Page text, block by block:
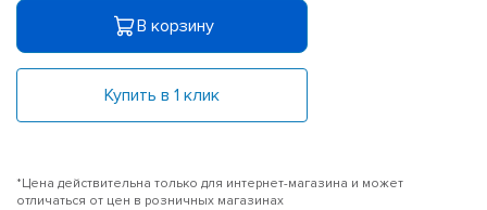
В корзину
Купить в 1 клик
*Цена действительна только для интернет-магазина и может
отличаться от цен в розничных магазинах